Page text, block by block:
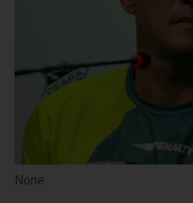
None